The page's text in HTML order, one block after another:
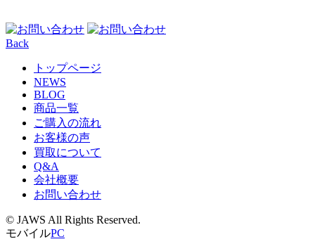
Back
トップページ
NEWS
BLOG
商品一覧
ご購入の流れ
お客様の声
買取について
Q&A
会社概要
お問い合わせ
© JAWS All Rights Reserved.
モバイルPC